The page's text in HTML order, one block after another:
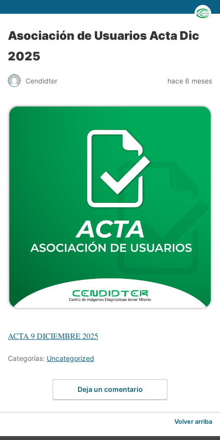
Asociación de Usuarios Acta Dic
2025
Cendidter hace 6 meses
ACTA 9 DICIEMBRE 2025
Categorías: Uncategorized
Deja un comentario
Volver arriba